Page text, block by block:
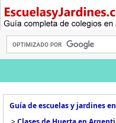
Guía de escuelas y jardines